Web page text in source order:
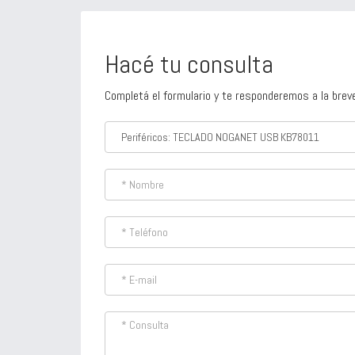
Hacé tu consulta
Completá el formulario y te responderemos a la